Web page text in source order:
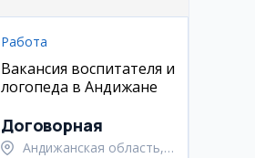
Работа
Вакансия воспитателя и
логопеда в Андижане
Договорная
Андижанская область,